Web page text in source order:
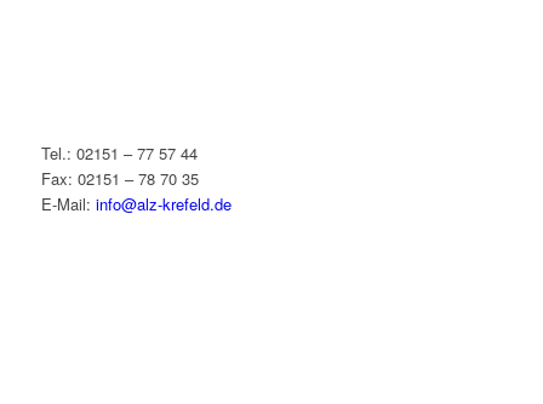
Tel.: 02151 – 77 57 44
Fax: 02151 – 78 70 35
E-Mail: info@alz-krefeld.de